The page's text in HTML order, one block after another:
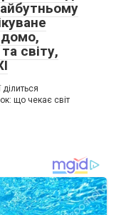
світу,
що чекає світ